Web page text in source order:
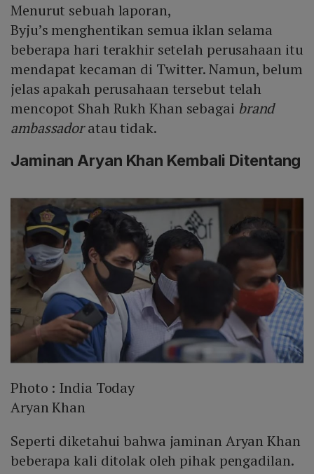
Menurut sebuah laporan,
Byju’s menghentikan semua iklan selama
beberapa hari terakhir setelah perusahaan itu
mendapat kecaman di Twitter. Namun, belum
jelas apakah perusahaan tersebut telah
mencopot Shah Rukh Khan sebagai brand
ambassadoratau tidak.
Jaminan Aryan Khan Kembali Ditentang
Photo : India Today
Aryan Khan
Seperti diketahui bahwa jaminan Aryan Khan
beberapa kali ditolak oleh pihak pengadilan.